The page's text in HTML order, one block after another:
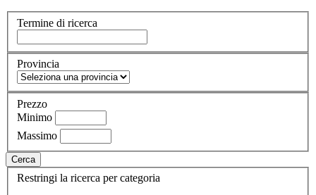
Termine di ricerca
Provincia
Prezzo
Minimo
Massimo
Cerca
Restringi la ricerca per categoria